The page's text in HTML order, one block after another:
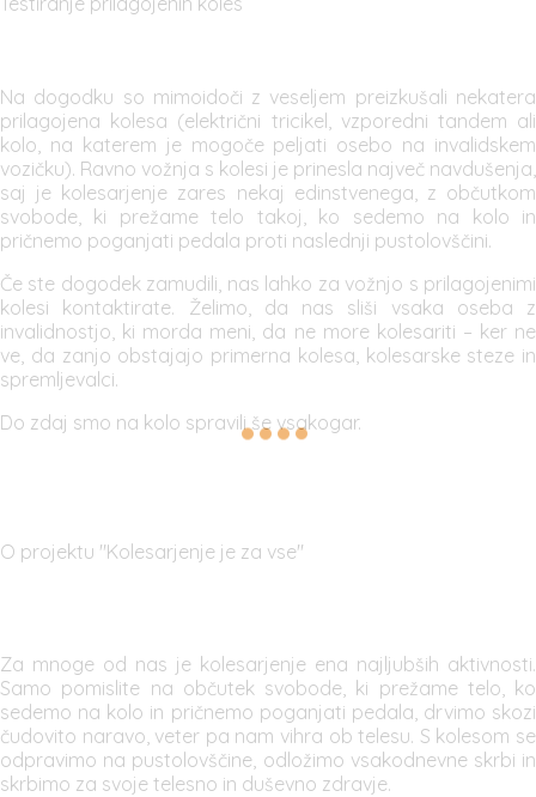
Na dogodku so mimoidoči z veseljem preizkušali nekatera
prilagojena kolesa (električni tricikel, vzporedni tandem ali
kolo, na katerem je mogoče peljati osebo na invalidskem
vozičku). Ravno vožnja s kolesi je prinesla največ navdušenja,
saj je kolesarjenje zares nekaj edinstvenega, z občutkom
svobode, ki prežame telo takoj, ko sedemo na kolo in
pričnemo poganjati pedala proti naslednji pustolovščini.
Če ste dogodek zamudili, nas lahko za vožnjo s prilagojenimi
kolesi kontaktirate. Želimo, da nas sliši vsaka oseba z
invalidnostjo, ki morda meni, da ne more kolesariti – ker ne
ve, da zanjo obstajajo primerna kolesa, kolesarske steze in
spremljevalci.
Do zdaj smo na kolo spravili še vsakogar.
O projektu "Kolesarjenje je za vse"
Za mnoge od nas je kolesarjenje ena najljubših aktivnosti.
Samo pomislite na občutek svobode, ki prežame telo, ko
sedemo na kolo in pričnemo poganjati pedala, drvimo skozi
čudovito naravo, veter pa nam vihra ob telesu. S kolesom se
odpravimo na pustolovščine, odložimo vsakodnevne skrbi in
skrbimo za svoje telesno in duševno zdravje.